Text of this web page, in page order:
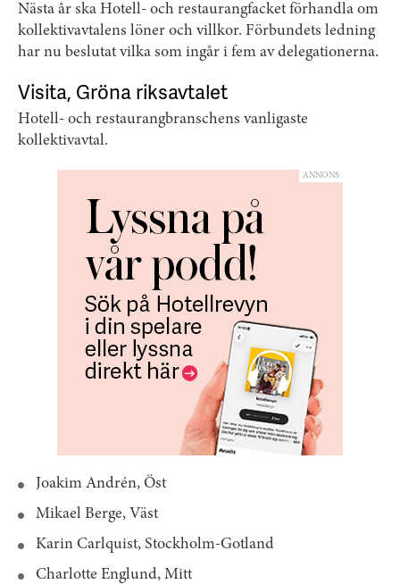
Nästa år ska Hotell- och restaurangfacket förhandla om
kollektivavtalens löner och villkor. Förbundets ledning
har nu beslutat vilka som ingår i fem av delegationerna.
Visita, Gröna riksavtalet
Hotell- och restaurangbranschens vanligaste
kollektivavtal.
ANNONS
Joakim Andrén, Öst
Mikael Berge, Väst
Karin Carlquist, Stockholm-Gotland
Charlotte Englund, Mitt